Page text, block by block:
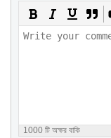
1000 টি অক্ষর বাকি